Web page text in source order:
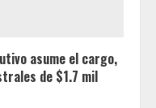
asume el cargo,
de $1.7 mil